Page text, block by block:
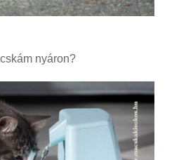
nyáron?